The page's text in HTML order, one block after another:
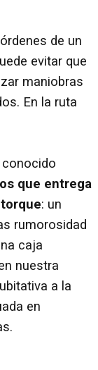
de un
evitar que
maniobras
En la ruta
conocido
que entrega
: un
rumorosidad
caja
nuestra
a la
en